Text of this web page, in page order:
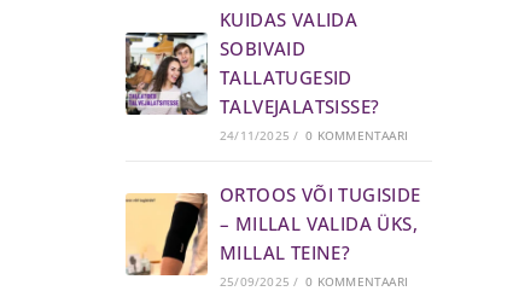
KUIDAS VALIDA
SOBIVAID
TALLATUGESID
TALVEJALATSISSE?
24/11/2025 / 0 KOMMENTAARI
ORTOOS VÕI TUGISIDE
– MILLAL VALIDA ÜKS,
MILLAL TEINE?
25/09/2025 / 0 KOMMENTAARI